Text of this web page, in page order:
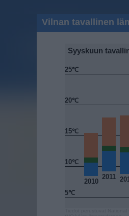
Vilnan tavallinen
Syyskuun
2011
2010
5℃
10℃
15℃
20℃
25℃